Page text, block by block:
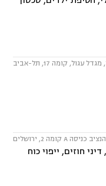
חוזים, ייפוי כוח